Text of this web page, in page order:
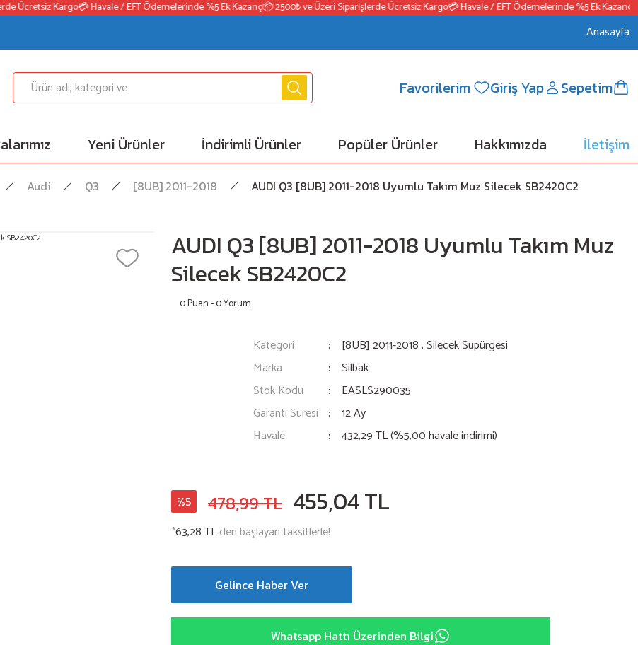
Ücretsiz Kargo💳 Havale / EFT Ödemelerinde %5 Ek Kazanç📦 2500₺ ve Üzeri Siparişlerde Ücretsiz Kargo💳 Havale / EFT Ödemelerinde %5 Ek Kazanç
Anasayfa
Favorilerim Giriş Yap Sepetim
Yeni Ürünler İndirimli Ürünler Popüler Ürünler Hakkımızda İletişim
Audi Q3 [8UB] 2011-2018 AUDI Q3 [8UB] 2011-2018 Uyumlu Takım Muz Silecek SB2420C2
AUDI Q3 [8UB] 2011-2018 Uyumlu Takım Muz
Silecek SB2420C2
0 Puan - 0 Yorum
Kategori [8UB] 2011-2018,Silecek Süpürgesi
Marka
Silbak
Stok Kodu
EASLS290035
Garanti Süresi
12 Ay
Havale
432,29 TL (%5,00 havale indirimi)
%5 478,99 TL 455,04 TL
*63,28 TLden başlayan taksitlerle!
Gelince Haber Ver
Whatsapp Hattı Üzerinden Bilgi